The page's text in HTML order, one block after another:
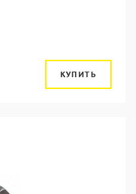
КУПИТЬ